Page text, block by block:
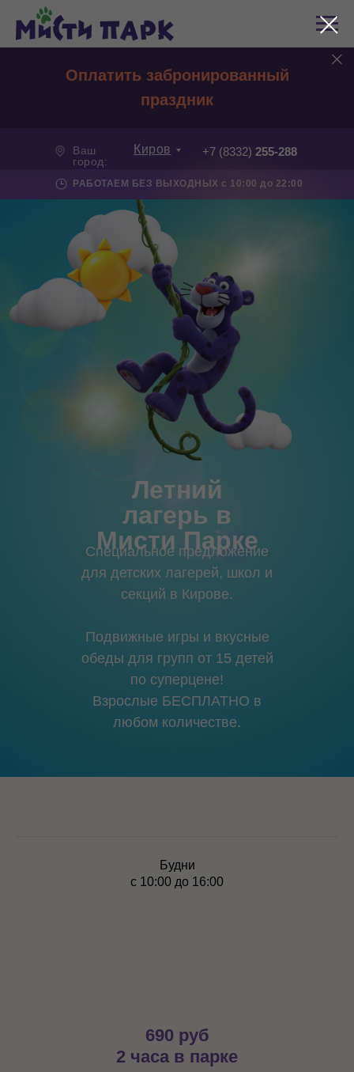
Оплатить забронированный
праздник
Киров
РАБОТАЕМ БЕЗ ВЫХОДНЫХ с 10:00 до 22:00
Ваш
город:
+7 (8332) 255-288
Специальное предложение
для детских лагерей, школ и
секций в Кирове.
Подвижные игры и вкусные
обеды для групп от 15 детей
по суперцене!
Взрослые БЕСПЛАТНО в
любом количестве.
Летний
лагерь в
Мисти Парке
Будни
с 10:00 до 16:00
690 руб
2 часа в парке